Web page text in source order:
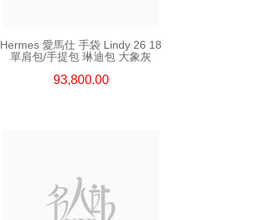
Hermes 愛馬仕 手袋 Lindy 26 18
單肩包/手提包 琳迪包 大象灰
93,800.00